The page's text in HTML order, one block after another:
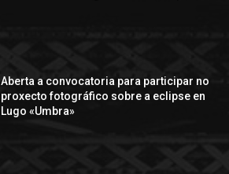
Aberta a convocatoria para participar no
proxecto fotográfico sobre a eclipse en
Lugo «Umbra»